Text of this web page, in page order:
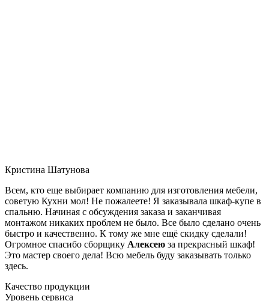
Кристина Шатунова
Всем, кто еще выбирает компанию для изготовления мебели,
советую Кухни мол! Не пожалеете! Я заказывала шкаф-купе в
спальню. Начиная с обсуждения заказа и заканчивая
монтажом никаких проблем не было. Все было сделано очень
быстро и качественно. К тому же мне ещё скидку сделали!
Огромное спасибо сборщику Алексею за прекрасный шкаф!
Это мастер своего дела! Всю мебель буду заказывать только
здесь.
Качество продукции
Уровень сервиса